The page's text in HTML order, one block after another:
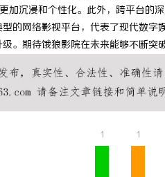
加沉浸和个性化。此外，跨平台的
的网络影视平台，代表了现代数
。期待饿狼影院在未来能够不断突
1 1
次元相融，机甲随
焕新登场